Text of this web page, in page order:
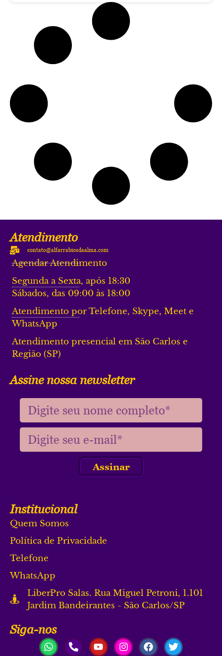
Atendimento
contato@alfarrabiosdaalma.com
Agendar Atendimento
Segunda a Sexta, após 18:30
Sábados, das 09:00 às 18:00
Atendimento por Telefone, Skype, Meet e
WhatsApp
Atendimento presencial em São Carlos e
Região (SP)
Assine nossa newsletter
Assinar
Institucional
Quem Somos
Política de Privacidade
Telefone
WhatsApp
LiberPro Salas. Rua Miguel Petroni, 1.101
Jardim Bandeirantes - São Carlos/SP
Siga-nos